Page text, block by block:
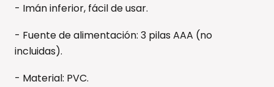
- Imán inferior, fácil de usar.
- Fuente de alimentación: 3 pilas AAA (no
incluidas).
- Material: PVC.